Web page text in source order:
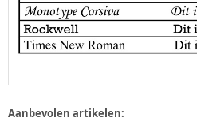
Aanbevolen artikelen: